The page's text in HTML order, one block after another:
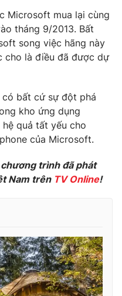
khi phát hành lại
Microsoft mua lại cùng
tháng 9/2013. Bất
song việc hãng này
cho là điều đã được dự
có bất cứ sự đột phá
kho ứng dụng
quả tất yếu cho
của Microsoft.
trình đã phát
Nam trên TV Online!